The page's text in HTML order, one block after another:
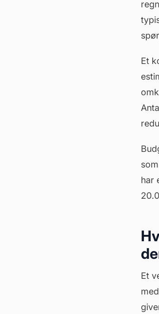
Et
har
Et